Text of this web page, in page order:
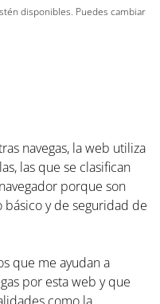
disponibles. Puedes cambiar
navegas, la web utiliza
las que se clasifican
porque son
y de seguridad de
que me ayudan a
por esta web y que